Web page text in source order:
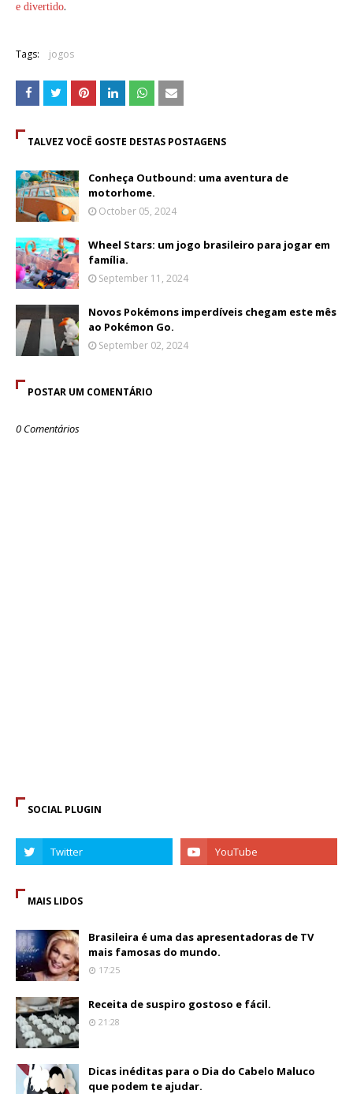
e divertido.
Tags: jogos
TALVEZ VOCÊ GOSTE DESTAS POSTAGENS
Conheça Outbound: uma aventura de
motorhome.
October 05, 2024
Wheel Stars: um jogo brasileiro para jogar em
família.
September 11, 2024
Novos Pokémons imperdíveis chegam este mês
ao Pokémon Go.
September 02, 2024
POSTAR UM COMENTÁRIO
0 Comentários
SOCIAL PLUGIN
MAIS LIDOS
Brasileira é uma das apresentadoras de TV
mais famosas do mundo.
17:25
Receita de suspiro gostoso e fácil.
21:28
Dicas inéditas para o Dia do Cabelo Maluco
que podem te ajudar.